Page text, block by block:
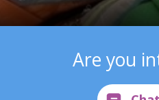
Are you